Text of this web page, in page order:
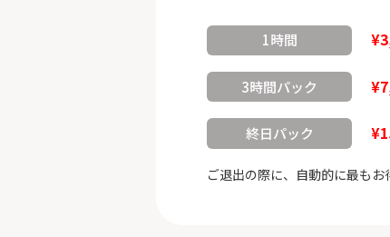
1時間
3時間パック
終日パック
ご退出の際に、自動的に最もお